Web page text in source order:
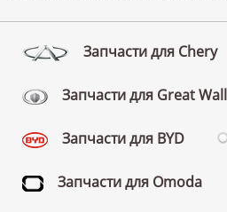
Запчасти для Chery
Запчасти для Great Wall
Запчасти для BYD
Запчасти для Omoda